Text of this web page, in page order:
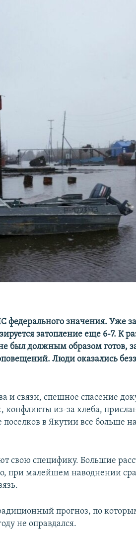
значения​. ​Уже
затопление еще 6-7. К
был должным образом готов,
Люди оказались
и связи, спешное спасение
конфликты из-за хлеба,
поселков в Якутии все больше
свою специфику. Большие
при малейшем наводнении
прогноз, по
не оправдался.